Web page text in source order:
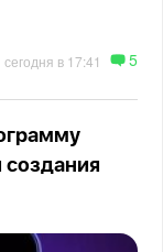
сегодня в 17:41 5
создания